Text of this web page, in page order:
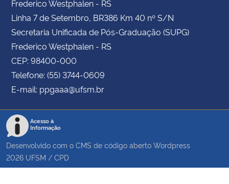
Frederico Westphalen - RS
Linha 7 de Setembro, BR386 Km 40 nº S/N
Secretaria Unificada de Pós-Graduação (SUPG)
Frederico Westphalen - RS
CEP: 98400-000
Telefone: (55) 3744-0609
E-mail: ppgaaa@ufsm.br
Acesso à
Informação
Desenvolvido com o CMS de código aberto Wordpress
2026 UFSM / CPD